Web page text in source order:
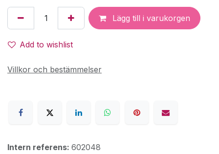
Lägg till i varukorgen
Add to wishlist
Villkor och bestämmelser
Intern referens: 602048